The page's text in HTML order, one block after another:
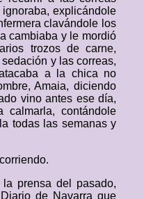
explicándole
clavándole los
cambiaba y le mordió
trozos de carne,
y las correas,
a la chica no
Amaia, diciendo
vino antes ese día,
calmarla, contándole
todas las semanas y
prensa del pasado,
de Navarra que